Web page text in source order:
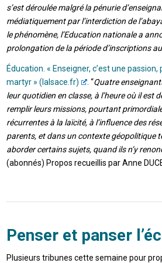
s’est déroulée malgré la pénurie
médiatiquement par l’interdiction de
le phénomène, l’Education nationale a
prolongation de la période d’inscriptions
Éducation. « Enseigner, c’est une
martyr » (lalsace.fr)
. “Quatre
leur quotidien en classe, à l’heure où il est
remplir leurs missions, pourtant
récurrentes à la laïcité, à l’influence des
parents, et dans un contexte géopolitique
aborder certains sujets, quand ils n’y
(abonnés) Propos recueillis par Anne
Penser et panser
Plusieurs tribunes cette semaine pour